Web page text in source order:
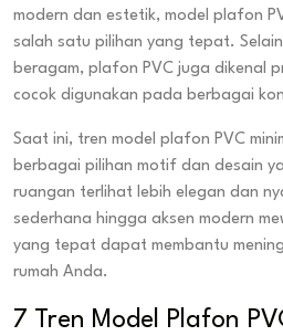
modern dan estetik, model plafon
salah satu pilihan yang tepat.
beragam, plafon PVC juga dikenal
cocok digunakan pada berbagai
Saat ini, tren model plafon PVC
berbagai pilihan motif dan desain
ruangan terlihat lebih elegan dan
sederhana hingga aksen modern
yang tepat dapat membantu
rumah Anda.
7 Tren Model Plafon